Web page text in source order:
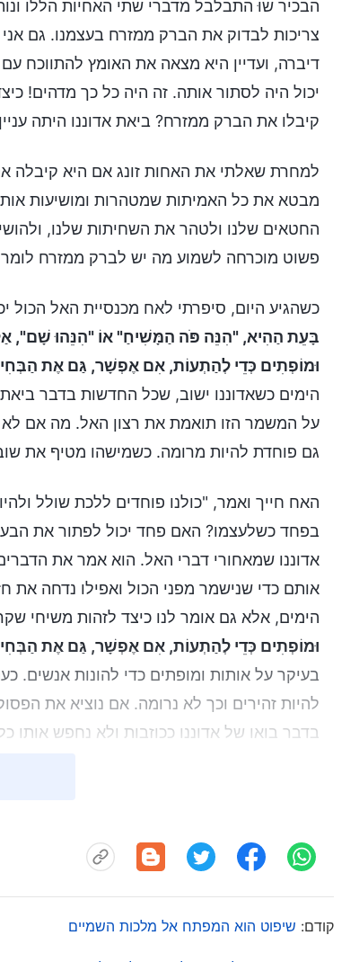
הבכיר שוּ התבלבל מדברי שתי האחיות הללו
צריכות לבדוק את הברק ממזרח בעצמנו. גם
דיברה, ועדיין היא מצאה את האומץ להתווכח
יכול היה לסתור אותה. זה היה כל כך מדהים!
קיבלו את הברק ממזרח? ביאת אדוננו היתה
למחרת שאלתי את האחות זונג אם היא קיבלה
מבטא את כל האמיתות שמטהרות ומושיעות
החטאים שלנו ולטהר את השחיתות שלנו,
פשוט מוכרחה לשמוע מה יש לברק ממזרח לומר.
כשהגיע היום, סיפרתי לאח מכנסיית האל הכול
בָּעֵת הַהִיא, "הִנֵּה פֺּה הַמָּשִׁיחַ" אוֹ "הִנֵּהוּ שָׁם", אַל
וּמוֹפְתִים כְּדֵי לְהַתְעוֹת, אִם אֶפְשָׁר, גַּם אֶת
הימים כשאדוננו ישוב, שכל החדשות בדבר
על המשמר הזו תואמת את רצון האל. מה אם לא
גם פוחדת להיות מרומה. כשמישהו מטיף את
האח חייך ואמר, "כולנו פוחדים ללכת שולל
בפחד כשלעצמו? האם פחד יכול לפתור את
אדוננו שמאחורי דברי האל. הוא אמר את
אותם כדי שנישמר מפני הכול ואפילו נדחה את
הימים, אלא גם אומר לנו כיצד לזהות משיחי
וּמוֹפְתִים כְּדֵי לְהַתְעוֹת, אִם אֶפְשָׁר, גַּם אֶת
בעיקר על אותות ומופתים כדי להונות אנשים.
להיות זהירים וכך לא נרומה. אם נוציא את
בדבר בואו של אדוננו ככוזבות ולא נחפש אותו
זה הימם אותי. "זה נכון, לא?" חשבתי. "אדוננו
האח המשיך בשיתוף שלו: "ישוע אדוננו אמר לנו, '
(ההתגלות ג' 20)
. אנחנו יכולים לראות
קודם: שיפוט הוא המפתח אל מלכות השמיים